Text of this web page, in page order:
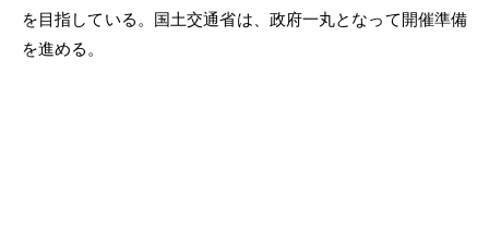
を目指している。国土交通省は、政府一丸となって開催準備
を進める。